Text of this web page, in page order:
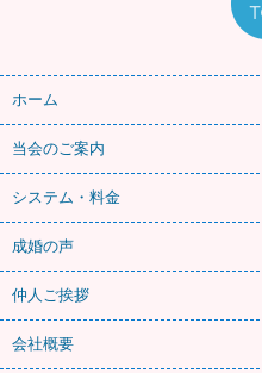
ホーム
当会のご案内
システム・料金
成婚の声
仲人ご挨拶
会社概要